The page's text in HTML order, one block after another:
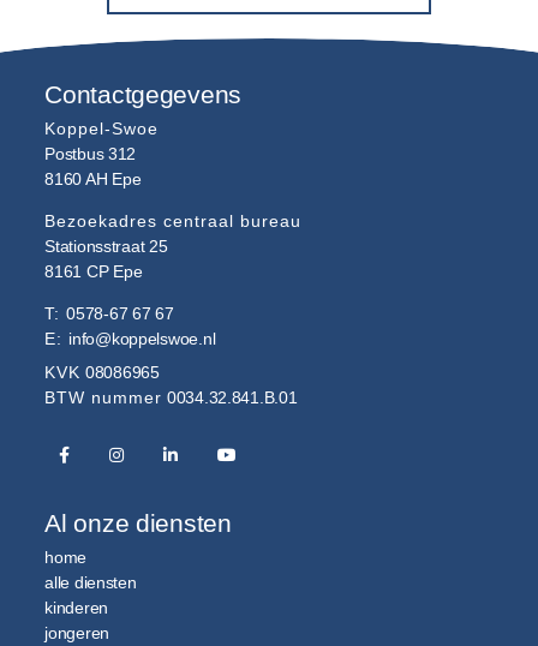
Contactgegevens
Koppel-Swoe
Postbus 312
8160 AH Epe
Bezoekadres centraal bureau
Stationsstraat 25
8161 CP Epe
T:0578-67 67 67
E: info@koppelswoe.nl
KVK 08086965
BTW nummer 0034.32.841.B.01
Al onze diensten
home
alle diensten
kinderen
jongeren